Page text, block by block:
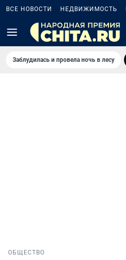
ВСЕ НОВОСТИ НЕДВИЖИМОСТЬ
Заблудилась и провела ночь в лесу
ОБЩЕСТВО